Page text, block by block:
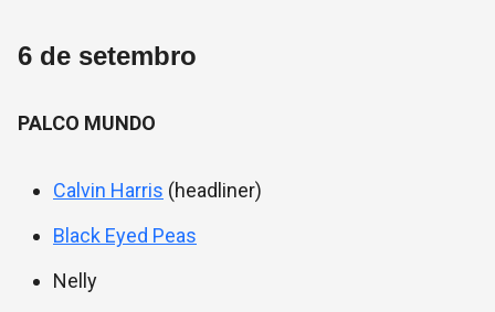
6 de setembro
PALCO MUNDO
Calvin Harris (headliner)
Black Eyed Peas
Nelly